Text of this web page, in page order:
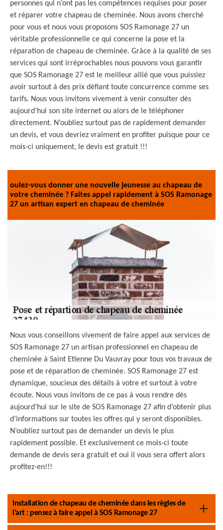
personnes qui n’ont pas les compétences requises pour poser
et réparer votre chapeau de cheminée. Nous avons cherché
pour vous et nous vous proposons SOS Ramonage 27 un
véritable professionnelle ce qui concerne la pose et la
réparation de chapeau de cheminée. Grâce à la qualité de ses
services qui sont irréprochables nous pouvons vous garantir
que SOS Ramonage 27 est le meilleur allié que vous puissiez
avoir surtout à des prix défiant toute concurrence comme ses
tarifs. Nous vous invitons vivement à venir consulter dès
aujourd’hui son site internet ou alors de le téléphoner
directement. N’oubliez surtout pas de rapidement demander
un devis, et vous devriez vraiment en profiter puisque pour ce
mois-ci uniquement, le devis est gratuit !!!
oulez-vous donner une nouvelle jeunesse au chapeau de
votre cheminée ? Faites appel rapidement à SOS Ramonage
27 un artisan expert en chapeau de cheminée
Nous vous conseillons vivement de faire appel aux services de
SOS Ramonage 27 un artisan professionnel en chapeau de
cheminée à Saint Etienne Du Vauvray pour tous vos travaux de
pose et de réparation de cheminée. SOS Ramonage 27 est
dynamique, soucieux des détails à votre et surtout à votre
écoute. Nous vous invitons de ce pas à vous rendre dès
aujourd’hui sur le site de SOS Ramonage 27 afin d’obtenir plus
d’informations sur toutes les offres qui y seront disponibles.
N’oubliez surtout pas de demander un devis le plus
rapidement possible. Et exclusivement ce mois-ci toute
demande de devis sera gratuit et oui il vous sera offert alors
profitez-en!!!
Installation de chapeau de cheminée dans les règles de
l’art : pensez à faire appel à SOS Ramonage 27